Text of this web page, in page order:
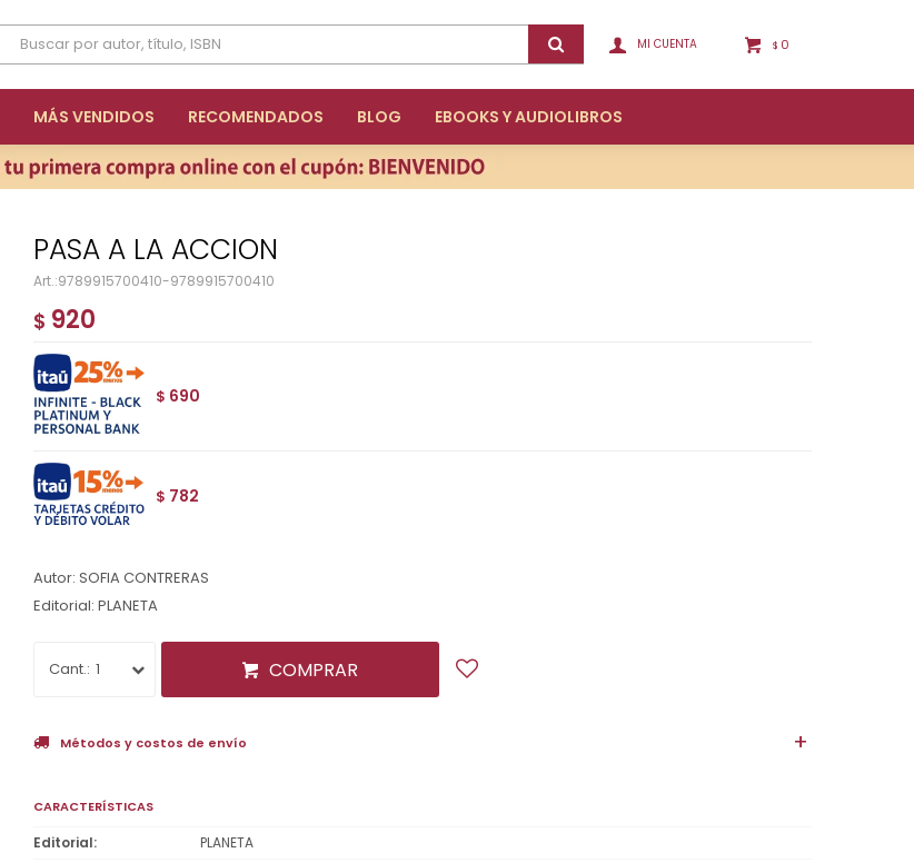
MÁS VENDIDOS RECOMENDADOS BLOG EBOOKS Y AUDIOLIBROS
$ 0
PASA A LA ACCION
9789915700410-9789915700410
$ 920
$ 690
$ 782
Autor: SOFIA CONTRERAS
Editorial: PLANETA
1 COMPRAR
Métodos y costos de envío
CARACTERÍSTICAS
Editorial
PLANETA